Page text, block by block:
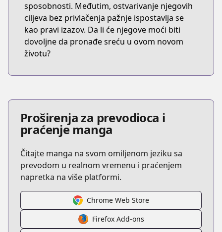
sposobnosti. Međutim, ostvarivanje njegovih
ciljeva bez privlačenja pažnje ispostavlja se
kao pravi izazov. Da li će njegove moći biti
dovoljne da pronađe sreću u ovom novom
životu?
Proširenja za prevodioca i
praćenje manga
Čitajte manga na svom omiljenom jeziku sa
prevodom u realnom vremenu i praćenjem
napretka na više platformi.
Chrome Web Store
Firefox Add-ons